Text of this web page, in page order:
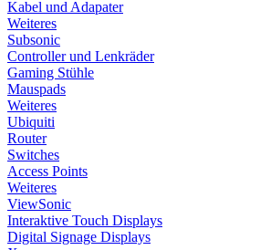
Kabel und Adapater
Weiteres
Subsonic
Controller und Lenkräder
Gaming Stühle
Mauspads
Weiteres
Ubiquiti
Router
Switches
Access Points
Weiteres
ViewSonic
Interaktive Touch Displays
Digital Signage Displays